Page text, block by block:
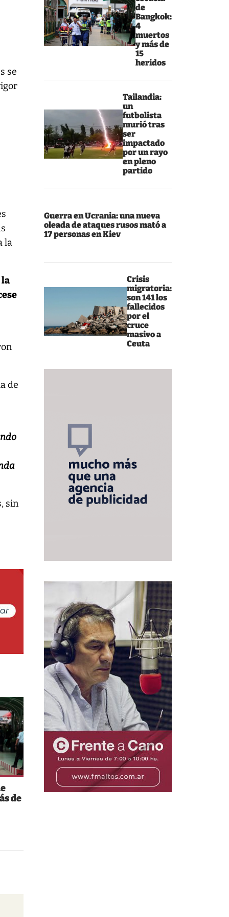
de
Bangkok:
4
muertos
y más de
15
heridos
Tailandia:
un
futbolista
murió tras
ser
impactado
por un rayo
en pleno
partido
Guerra en Ucrania: una nueva
oleada de ataques rusos mató a
17 personas en Kiev
Crisis
migratoria:
son 141 los
fallecidos
por el
cruce
masivo a
Ceuta
se
la
la
de
sin
de